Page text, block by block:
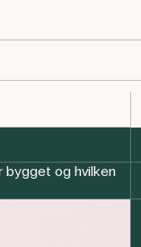
bygget og hvilken